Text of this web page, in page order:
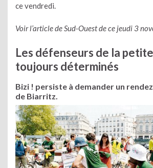
ce vendredi.
Voir l’article de Sud-Ouest de ce jeudi 3
Les défenseurs de la
toujours déterminés
Bizi ! persiste à demander un
de Biarritz.